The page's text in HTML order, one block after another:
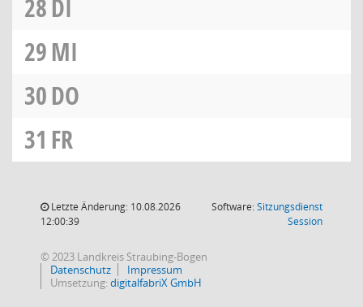
28DI
29MI
30DO
31 FR
Letzte Änderung: 10.08.2026
12:00:39
Software:Sitzungsdienst
Session(Wird in
© 2023 Landkreis Straubing-Bogen
Datenschutz
Impressum
Umsetzung:digitalfabriX GmbH